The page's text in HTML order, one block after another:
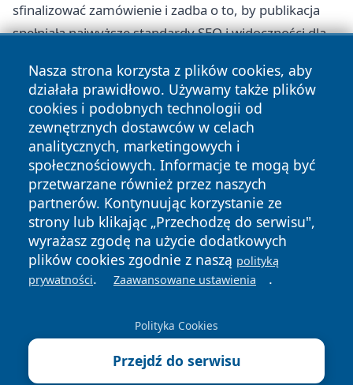
sfinalizować zamówienie i zadba o to, by publikacja
spełniała najwyższe standardy SEO i widoczności dla
Nasza strona korzysta z plików cookies, aby
działała prawidłowo. Używamy także plików
cookies i podobnych technologii od
zewnętrznych dostawców w celach
analitycznych, marketingowych i
społecznościowych. Informacje te mogą być
przetwarzane również przez naszych
partnerów. Kontynuując korzystanie ze
strony lub klikając „Przechodzę do serwisu",
wyrażasz zgodę na użycie dodatkowych
plików cookies zgodnie z naszą polityką
prywatności. Zaawansowane ustawienia .
Polityka Cookies
Przejdź do serwisu
Copyright © 2026 wrotachorzowa.pl Wszystkie prawa
zastrzeżone.
News Autorzy
Polityka
Prywatności
Polityka
Cookies